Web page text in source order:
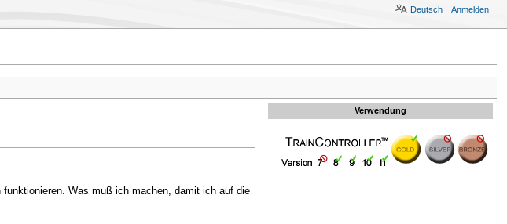
Verwendung
Was muß ich machen, damit ich auf die
Deutsch Anmelden